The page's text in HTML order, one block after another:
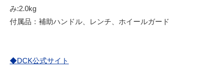
み:2.0kg
付属品：補助ハンドル、レンチ、ホイールガード
◆DCK公式サイト